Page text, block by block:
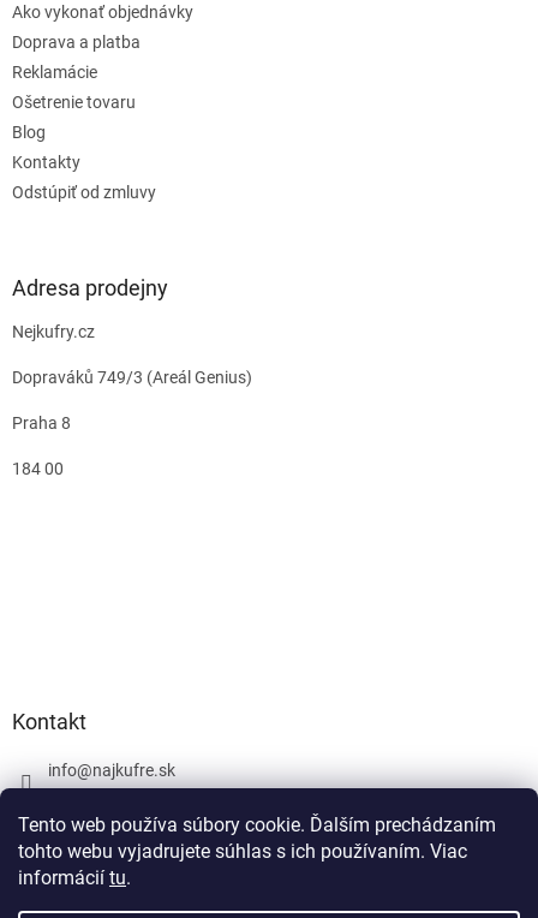
Tento web používa súbory cookie. Ďalším prechádzaním
tohto webu vyjadrujete súhlas s ich používaním. Viac
informácií tu.
Ako vykonať objednávky
Doprava a platba
Reklamácie
Ošetrenie tovaru
Blog
Kontakty
Odstúpiť od zmluvy
Adresa prodejny
Nejkufry.cz
Dopraváků 749/3 (Areál Genius)
Praha 8
184 00
Kontakt
info@najkufre.sk
Facebook